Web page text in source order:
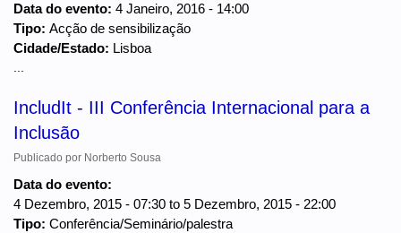
Data do evento: 4 Janeiro, 2016 - 14:00
Tipo: Acção de sensibilização
Cidade/Estado: Lisboa
IncludIt - III Conferência Internacional para a
Inclusão
Publicado por Norberto Sousa
Data do evento:
4 Dezembro, 2015 - 07:30 to 5 Dezembro, 2015 - 22:00
Tipo: Conferência/Seminário/palestra